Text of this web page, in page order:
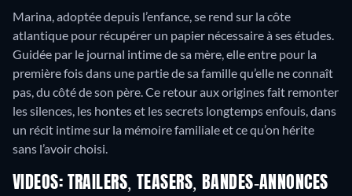
Marina, adoptée depuis l’enfance, se rend sur la côte
atlantique pour récupérer un papier nécessaire à ses études.
Guidée par le journal intime de sa mère, elle entre pour la
première fois dans une partie de sa famille qu’elle ne connaît
pas, du côté de son père. Ce retour aux origines fait remonter
les silences, les hontes et les secrets longtemps enfouis, dans
un récit intime sur la mémoire familiale et ce qu’on hérite
sans l’avoir choisi.
VIDEOS: TRAILERS, TEASERS, BANDES-ANNONCES